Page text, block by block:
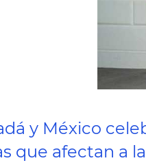
y México
que afectan a